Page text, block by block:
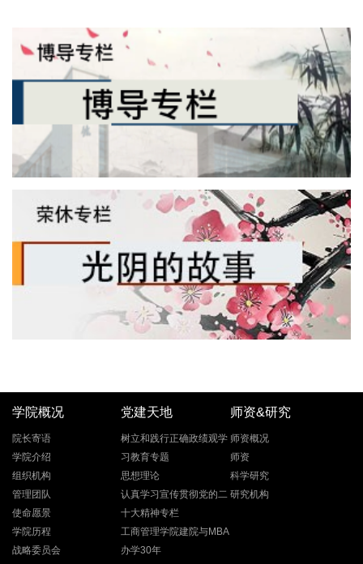
学院概况
院长寄语
学院介绍
组织机构
管理团队
使命愿景
学院历程
战略委员会
党建天地
树立和践行正确政绩观学
习教育专题
思想理论
认真学习宣传贯彻党的二
十大精神专栏
工商管理学院建院与MBA
办学30年
师资&研究
师资概况
师资
科学研究
研究机构